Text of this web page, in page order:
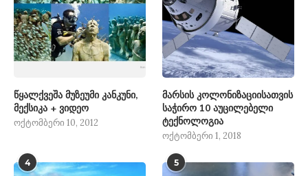
წყალქვეშა მუზეუმი კანკუნი,
მექსიკა + ვიდეო
ოქტომბერი 10, 2012
მარსის კოლონიზაციისათვის
საჭირო 10 აუცილებელი
ტექნოლოგია
ოქტომბერი 1, 2018
4 5